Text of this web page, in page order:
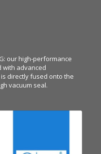
our high-performance
with advanced
directly fused onto the
vacuum seal.